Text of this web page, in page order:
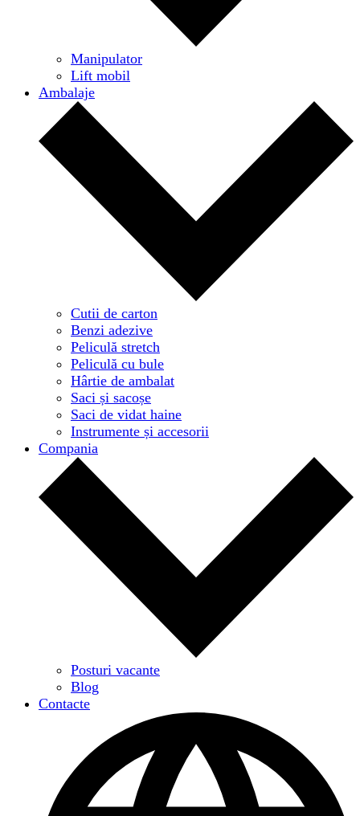
Manipulator
Lift mobil
Ambalaje
Cutii de carton
Benzi adezive
Peliculă stretch
Peliculă cu bule
Hârtie de ambalat
Saci și sacoșe
Saci de vidat haine
Instrumente și accesorii
Compania
Posturi vacante
Blog
Contacte